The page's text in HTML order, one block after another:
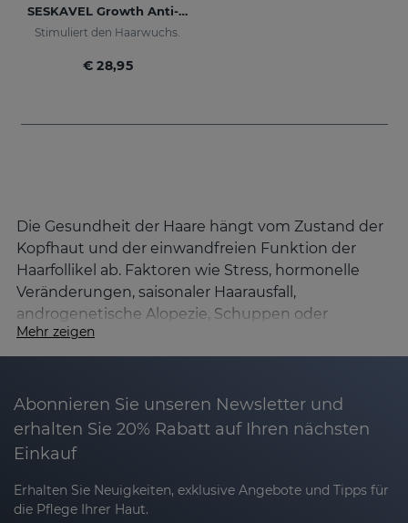
SESKAVEL Growth Anti-Haarausfall-Maske
Stimuliert den Haarwuchs.
€ 28,95
Die Gesundheit der Haare hängt vom Zustand der
Kopfhaut und der einwandfreien Funktion der
Haarfollikel ab. Faktoren wie Stress, hormonelle
Veränderungen, saisonaler Haarausfall,
androgenetische Alopezie, Schuppen oder
chemische Schädigungen durch bestimmte
Haarprodukte können den Haarzyklus verändern
beeinträchtigen.
Die SESKAVEL-Linie von Sesderma wurde
entwickelt, um die wichtigsten Haarprobleme
umfassend anzugehen. Dabei werden
fortschrittliche dermokosmetische Wirkstoffe mit
Mehr zeigen
Abonnieren Sie unseren Newsletter und
erhalten Sie 20% Rabatt auf Ihren nächsten
Einkauf
Erhalten Sie Neuigkeiten, exklusive Angebote und Tipps für
die Pflege Ihrer Haut.